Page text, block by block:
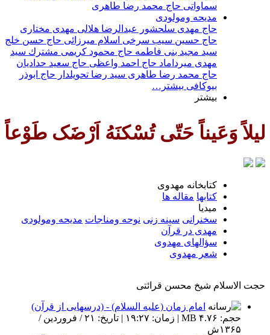
سماواتى حاج محمد رضا طاهرى
مديحه ومولودى
حاج مهدى سلحشور
عبدالرضا هلالى مهدى مختارى
حاج حسین سیب سرخی اسلام ميرزائى حاج حسن خلج
سيد مجيد بنى فاطمه حاج محمود كريمى مشترك سيد
مهدى ميرداماد حاج احمد واعظى حاج سعيد حداديان
حاج محمد رضا طاهری سيد رضا تحويلدار حاج ابوذر
بیوکافی بیشتر…
بیشتر
وَعَیناً حَتّی تُسْکنَهُ اَرْضَک طَوْعاً
كتابخانه مهدوى
كتابها مقاله ها
ميديا
سخنرانى سينه زنى نوحه ومناجات مديحه ومولودى
مهدی در قرآن
سؤالهای مهدوی
شعر مهدوى
حجت الاسلام شیخ محسن قرائتی
امام زمان (علیه السلام) - (درسهایی از قرآن)
حجم: ۴.۷۶ MB | زمان: ۱۹:۲۷ | تاریخ: ۲۱ / فروردین /
۱۳۶۵ش